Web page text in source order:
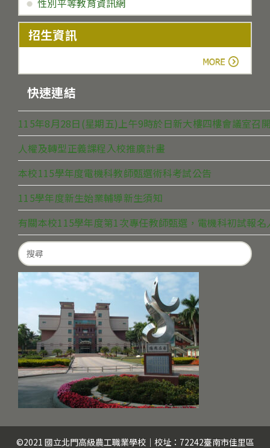
性別平等教育資訊網
招生資訊
快速連結
115年8月28日(星期五)上午9時於日新大樓四樓會議室
人權及轉型正義課程入校推廣計畫
本校115學年度電機科教師甄選術科考試公告
115學年度新生始業輔導新生須知
有關本校115學年度第1次專任教師甄選，電機科初試報
Search
for:
©2021 國立北門高級農工職業學校｜校址：72242臺南市佳里區